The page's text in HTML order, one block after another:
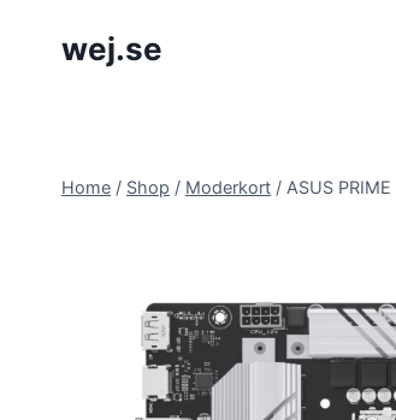
wej.se
Home / Shop / Moderkort / ASUS